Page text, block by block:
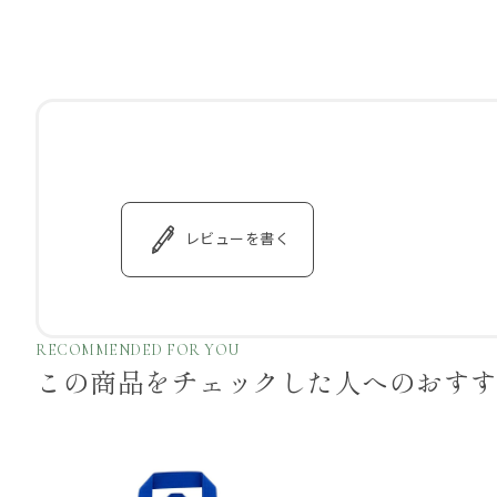
レビューを書く
RECOMMENDED FOR YOU
この商品をチェックした 人へのおす